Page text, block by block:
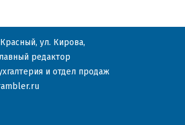
ул. Кирова,
редактор
и отдел продаж